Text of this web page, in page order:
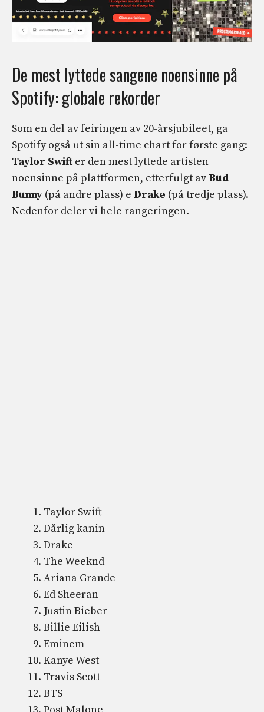
De mest lyttede sangene noensinne på
Spotify: globale rekorder
Som en del av feiringen av 20-årsjubileet, ga
Spotify også ut sin all-time chart for første gang:
Taylor Swifter den mest lyttede artisten
noensinne på plattformen, etterfulgt avBud
Bunny (på andre plass) e Drake (på tredje plass).
Nedenfor deler vi hele rangeringen.
Taylor Swift
Dårlig kanin
Drake
The Weeknd
Ariana Grande
Ed Sheeran
Justin Bieber
Billie Eilish
Eminem
Kanye West
Travis Scott
BTS